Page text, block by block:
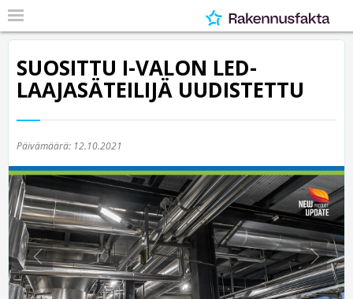
SUOSITTU I-VALON LED-
LAAJASÄTEILIJÄ UUDISTETTU
Päivämäärä: 12.10.2021
Previous Next